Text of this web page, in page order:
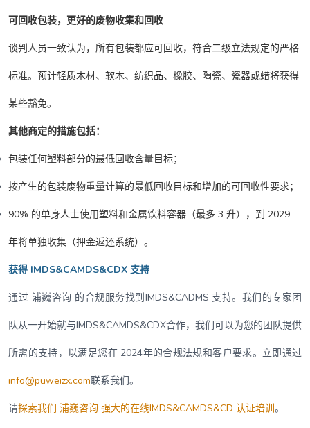
可回收包装，更好的废物收集和回收
谈判人员一致认为，所有包装都应可回收，符合二级立法规定的严格
标准。预计轻质木材、软木、纺织品、橡胶、陶瓷、瓷器或蜡将获得
某些豁免。
其他商定的措施包括：
包装任何塑料部分的最低回收含量目标；
按产生的包装废物重量计算的最低回收目标和增加的可回收性要求；
90% 的单身人士使用塑料和金属饮料容器（最多 3 升），到 2029
年将单独收集（押金返还系统）。
获得 IMDS&CAMDS&CDX 支持
通过 浦巍咨询 的合规服务找到IMDS&CADMS 支持。我们的专家团
队从一开始就与IMDS&CAMDS&CDX合作，我们可以为您的团队提供
所需的支持，以满足您在 2024年的合规法规和客户要求。立即通过
info@puweizx.com联系我们。
请探索我们 浦巍咨询 强大的在线IMDS&CAMDS&CD 认证培训。